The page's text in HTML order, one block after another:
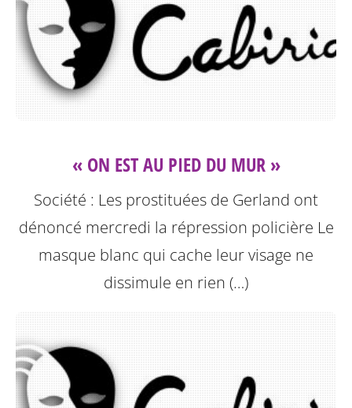
« ON EST AU PIED DU MUR »
Société : Les prostituées de Gerland ont
dénoncé mercredi la répression policière Le
masque blanc qui cache leur visage ne
dissimule en rien (…)